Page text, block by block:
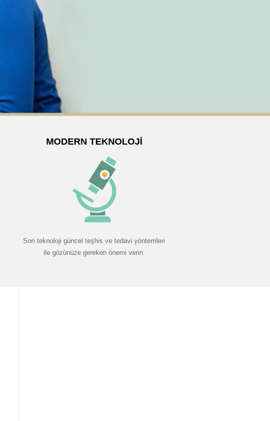
MODERN TEKNOLOJI
Son teknoloji güncel teşhis ve tedavi yöntemleri
ile gözünüze gereken önemi verin.